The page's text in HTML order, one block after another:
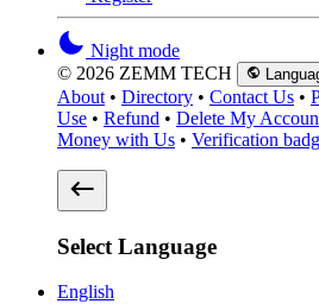
Night mode
© 2026 ZEMM TECH
About • Directory • Contact Us •
Use • Refund • Delete My
Money with Us • Verification
Select Language
English